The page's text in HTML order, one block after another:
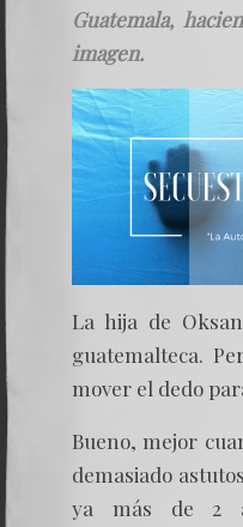
Guatemala,
imagen.
La hija de
guatemalteca.
mover el dedo
Bueno, mejor
demasiado
ya más de 2